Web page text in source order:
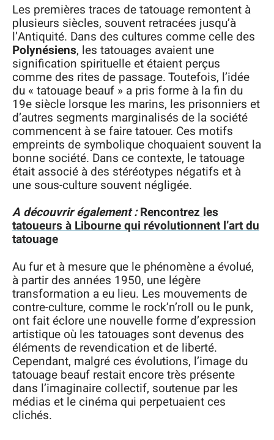
Les premières traces de tatouage remontent à
plusieurs siècles, souvent retracées jusqu’à
l’Antiquité. Dans des cultures comme celle des
Polynésiens, les tatouages avaient une
signification spirituelle et étaient perçus
comme des rites de passage. Toutefois, l’idée
du « tatouage beauf » a pris forme à la fin du
19e siècle lorsque les marins, les prisonniers et
d’autres segments marginalisés de la société
commencent à se faire tatouer. Ces motifs
empreints de symbolique choquaient souvent la
bonne société. Dans ce contexte, le tatouage
était associé à des stéréotypes négatifs et à
une sous-culture souvent négligée.
A découvrir également :Rencontrez les
tatoueurs à Libourne qui révolutionnent l’art du
tatouage
Au fur et à mesure que le phénomène a évolué,
à partir des années 1950, une légère
transformation a eu lieu. Les mouvements de
contre-culture, comme le rock’n’roll ou le punk,
ont fait éclore une nouvelle forme d’expression
artistique où les tatouages sont devenus des
éléments de revendication et de liberté.
Cependant, malgré ces évolutions, l’image du
tatouage beauf restait encore très présente
dans l’imaginaire collectif, soutenue par les
médias et le cinéma qui perpetuaient ces
clichés.